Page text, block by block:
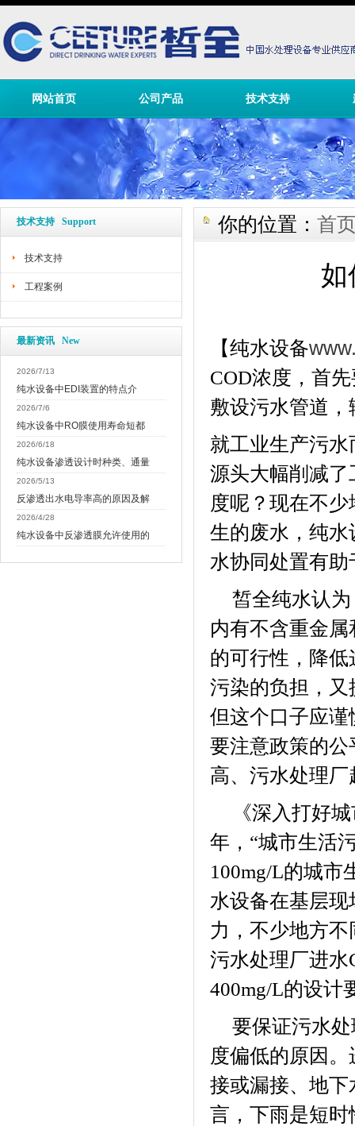
网站首页 公司产品 技术支持
技术支持 Support
技术支持
工程案例
最新资讯 New
2026/7/13
纯水设备中EDI装置的特点介
2026/7/6
纯水设备中RO膜使用寿命短都
2026/6/18
纯水设备渗透设计时种类、通量
2026/5/13
反渗透出水电导率高的原因及解
2026/4/28
纯水设备中反渗透膜允许使用的
你的位置： 首
如
【纯水设备
COD浓度，首
敷设污水管道
就工业生产污
源头大幅削减了
度呢？现在不
生的废水， 纯水
水协同处置有
皙全纯水认
内有不含重金
的可行性，降低
污染的负担，
但这个口子应
要注意政策的
高、污水处理
《深入打好
年，“城市生活
100mg/L的城市
水设备在基层现
力，不少地方
污水处理厂进水
400mg/L的设计
要保证污水
度偏低的原因。
接或漏接、地
言，下雨是短